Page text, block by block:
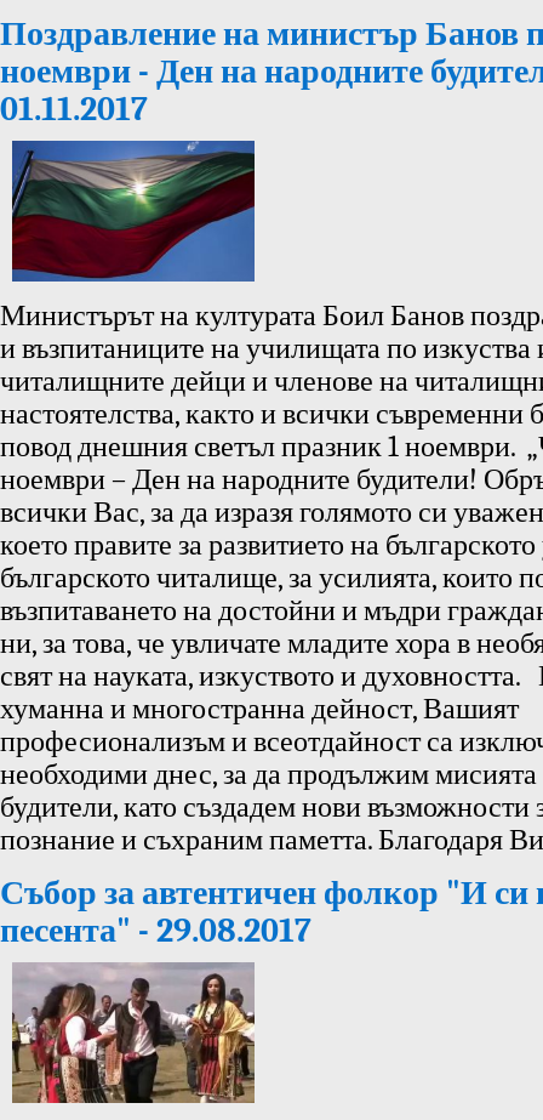
Поздравление на министър Банов
ноември - Ден на народните
01.11.2017
Министърът на културата Боил Банов
и възпитаниците на училищата по изкуства
читалищните дейци и членове на
настоятелства, както и всички съвременни
повод днешния светъл празник 1 ноември.
ноември – Ден на народните будители!
всички Вас, за да изразя голямото си
което правите за развитието на
българското читалище, за усилията, които
възпитаването на достойни и мъдри
ни, за това, че увличате младите хора в
свят на науката, изкуството и
хуманна и многостранна дейност, Вашият
професионализъм и всеотдайност са
необходими днес, за да продължим мисията
будители, като създадем нови възможности
познание и съхраним паметта. Благодаря
Събор за автентичен фолкор "И си
песента" - 29.08.2017